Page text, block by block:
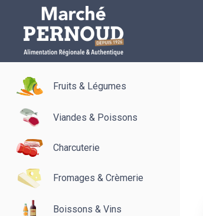
Fruits & Légumes
Viandes & Poissons
Charcuterie
Fromages & Crèmerie
Boissons & Vins